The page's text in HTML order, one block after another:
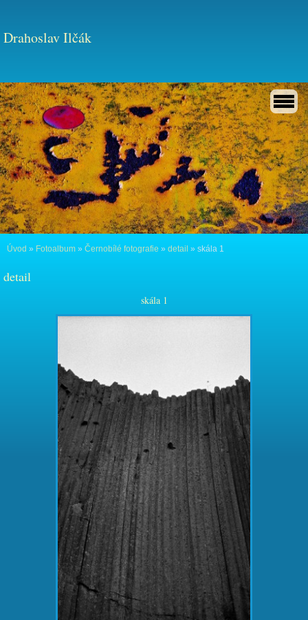
Drahoslav Ilčák
Úvod » Fotoalbum » Černobílé fotografie » detail » skála 1
detail
skála 1